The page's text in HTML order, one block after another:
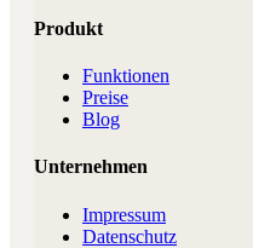
Produkt
Funktionen
Preise
Blog
Unternehmen
Impressum
Datenschutz